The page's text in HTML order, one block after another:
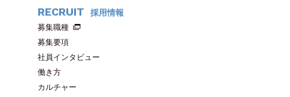
RECRUIT 採用情報
募集職種
募集要項
社員インタビュー
働き方
カルチャー